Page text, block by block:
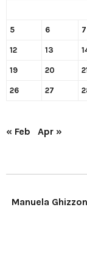
5 6 7
12 13
19 20
26 27
« Feb Apr »
Manuela